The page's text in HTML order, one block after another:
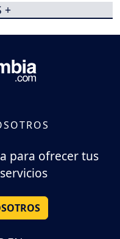
+
para ofrecer tus